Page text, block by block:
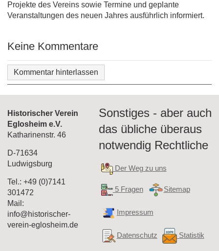
Projekte des Vereins sowie Termine und geplante
Veranstaltungen des neuen Jahres ausführlich informiert.
Keine Kommentare
Kommentar hinterlassen
Historischer Verein
Eglosheim e.V.
Katharinenstr. 46
D-71634
Ludwigsburg
Tel.: +49 (0)7141
301472
Mail:
info@historischer-
verein-eglosheim.de
Sonstiges - aber auch
das übliche überaus
notwendig Rechtliche
Der Weg zu uns
5 Fragen Sitemap
Impressum
Datenschutz Statistik